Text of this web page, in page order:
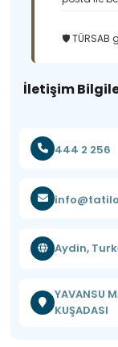
🛡️ TÜRSAB
İletişim
444 2 256
Aydin,
YAVANSU
KUŞADASI